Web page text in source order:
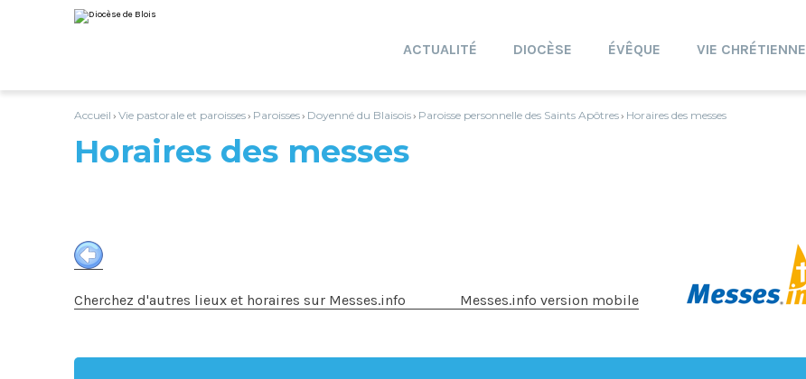
au
contenu.
personnels
ACTUALITÉ DIOCÈSE ÉVÊQUE VIE CHRÉTIENNE
Accueil › Vie pastorale et paroisses› Paroisses› Doyenné du Blaisois› Paroisse personnelle des Saints Apôtres› Horaires des messes
Horaires des messes
Cherchez d'autres lieux et horaires sur Messes.info Messes.info version mobile